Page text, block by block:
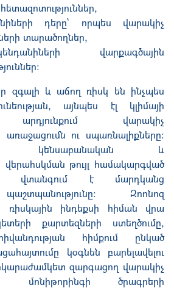
դերը` որպես վարակիչ
տարածողներ,
վարքագծային
զգալի և աճող ռիսկ են ինչպես
այնպես էլ կլիմայի
արդյունքում վարակիչ
առաջացումն ու սպառնալիքները։
կենսաբանական և
վերահսկման թույլ համակարգված
վտանգում է մարդկանց
Զոոնոզ
ռիսկային ինդեքսի հիման վրա
քարտեզների ստեղծումը,
հիմքում ընկած
կօգնեն բարելավելու
զարգացող վարակիչ
մոնիթորինգի ծրագրերի